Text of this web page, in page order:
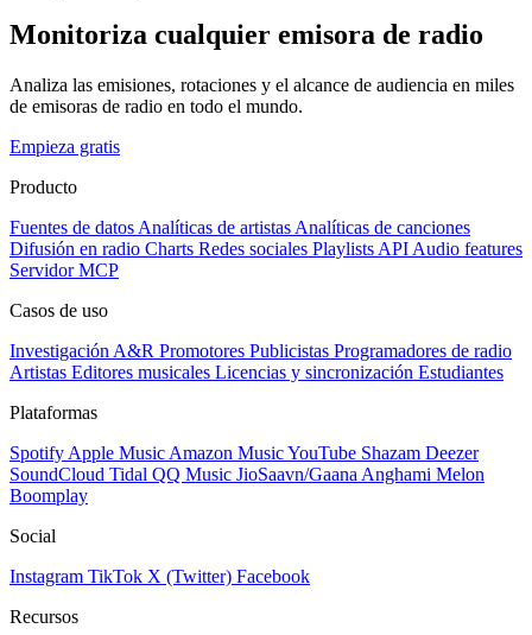
Monitoriza cualquier emisora de radio
Analiza las emisiones, rotaciones y el alcance de audiencia en miles
de emisoras de radio en todo el mundo.
Empieza gratis
Producto
Fuentes de datos Analíticas de artistas Analíticas de canciones
Difusión en radio Charts Redes sociales Playlists API Audio features
Servidor MCP
Casos de uso
Investigación A&R Promotores Publicistas Programadores de radio
Artistas Editores musicales Licencias y sincronización Estudiantes
Plataformas
Spotify Apple Music Amazon MusicYouTube Shazam Deezer
SoundCloud Tidal QQ Music JioSaavn/Gaana Anghami Melon
Boomplay
Social
Instagram TikTok X (Twitter) Facebook
Recursos